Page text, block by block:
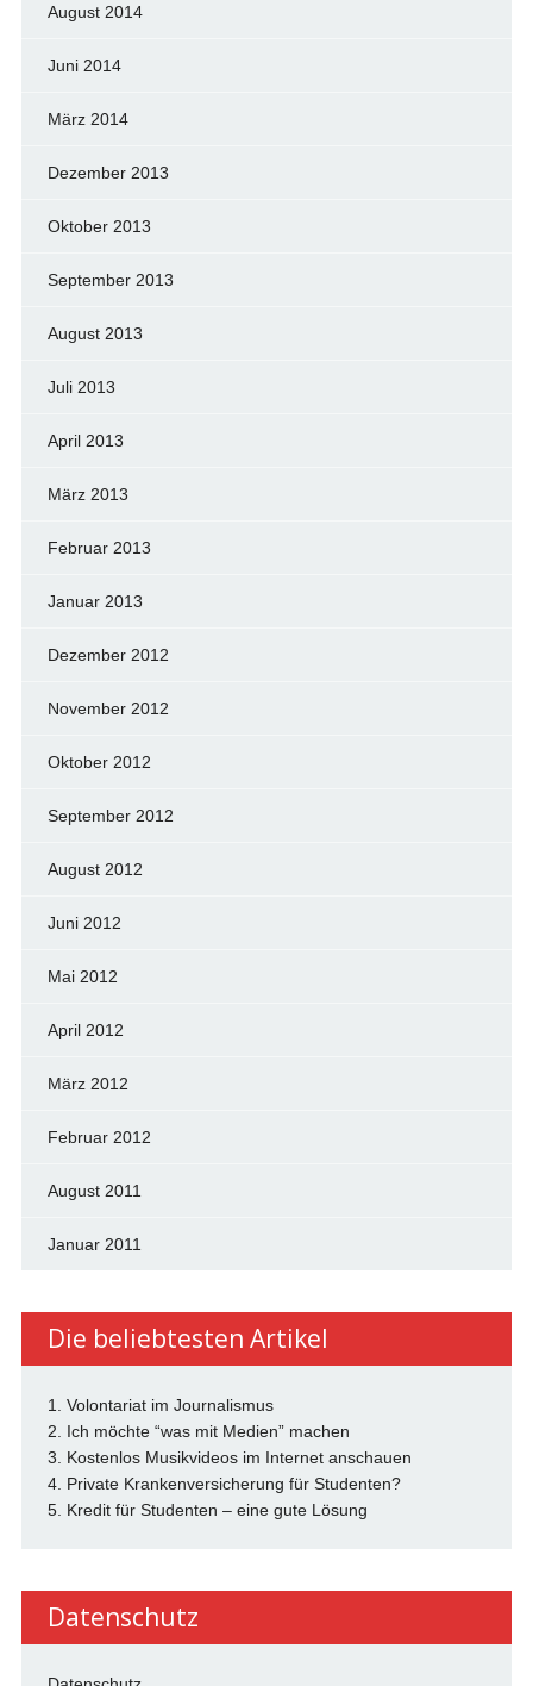
August 2014
Juni 2014
März 2014
Dezember 2013
Oktober 2013
September 2013
August 2013
Juli 2013
April 2013
März 2013
Februar 2013
Januar 2013
Dezember 2012
November 2012
Oktober 2012
September 2012
August 2012
Juni 2012
Mai 2012
April 2012
März 2012
Februar 2012
August 2011
Januar 2011
Die beliebtesten Artikel
1. Volontariat im Journalismus
2. Ich möchte “was mit Medien” machen
3. Kostenlos Musikvideos im Internet anschauen
4. Private Krankenversicherung für Studenten?
5. Kredit für Studenten – eine gute Lösung
Datenschutz